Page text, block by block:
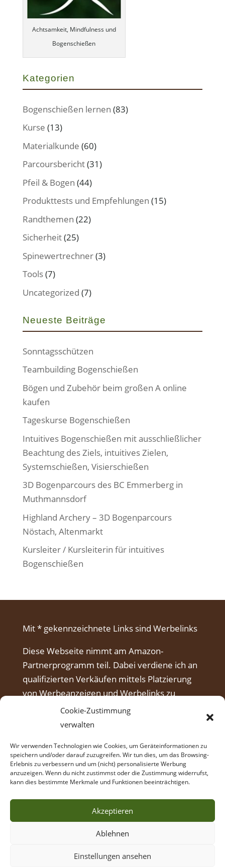
Cookie-Zustimmung
verwalten
Wir verwenden Technologien wie Cookies, um Geräteinformationen zu
speichern und/oder darauf zuzugreifen. Wir tun dies, um das Browsing-
Erlebnis zu verbessern und um (nicht) personalisierte Werbung
anzuzeigen. Wenn du nicht zustimmst oder die Zustimmung widerrufst,
kann dies bestimmte Merkmale und Funktionen beeinträchtigen.
Akzeptieren
Ablehnen
Einstellungen ansehen
Achtsamkeit, Mindfulness und
Bogenschießen
Kategorien
Bogenschießen lernen (83)
Kurse (13)
Materialkunde (60)
Parcoursbericht(31)
Pfeil & Bogen (44)
Produkttests und Empfehlungen (15)
Randthemen (22)
Sicherheit(25)
Spinewertrechner(3)
Tools(7)
Uncategorized (7)
Neueste Beiträge
Sonntagsschützen
Teambuilding Bogenschießen
Bögen und Zubehör beim großen A online
kaufen
Tageskurse Bogenschießen
Intuitives Bogenschießen mit ausschließlicher
Beachtung des Ziels, intuitives Zielen,
Systemschießen, Visierschießen
3D Bogenparcours des BC Emmerberg in
Muthmannsdorf
Highland Archery – 3D Bogenparcours
Nöstach, Altenmarkt
Kursleiter / Kursleiterin für intuitives
Bogenschießen
Mit * gekennzeichnete Links sind Werbelinks
Diese Webseite nimmt am Amazon-
Partnerprogramm teil. Dabei verdiene ich an
qualifizierten Verkäufen mittels Platzierung
von Werbeanzeigen und Werbelinks zu
© Intuitives Bogenschießen Coaching,